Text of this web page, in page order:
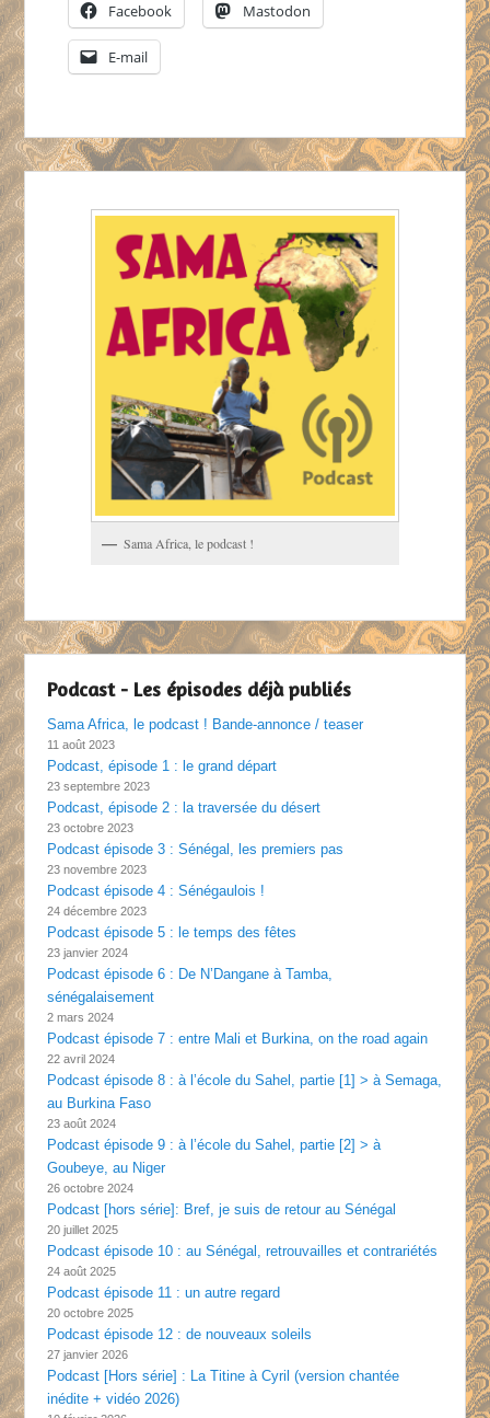
Facebook Mastodon
E-mail
Sama Africa, le podcast !
Podcast - Les épisodes déjà publiés
Sama Africa, le podcast ! Bande-annonce / teaser
11 août 2023
Podcast, épisode 1 : le grand départ
23 septembre 2023
Podcast, épisode 2 : la traversée du désert
23 octobre 2023
Podcast épisode 3 : Sénégal, les premiers pas
23 novembre 2023
Podcast épisode 4 : Sénégaulois !
24 décembre 2023
Podcast épisode 5 : le temps des fêtes
23 janvier 2024
Podcast épisode 6 : De N’Dangane à Tamba,
sénégalaisement
2 mars 2024
Podcast épisode 7 : entre Mali et Burkina, on the road again
22 avril 2024
Podcast épisode 8 : à l’école du Sahel, partie [1] > à Semaga,
au Burkina Faso
23 août 2024
Podcast épisode 9 : à l’école du Sahel, partie [2] > à
Goubeye, au Niger
26 octobre 2024
Podcast [hors série]: Bref, je suis de retour au Sénégal
20 juillet 2025
Podcast épisode 10 : au Sénégal, retrouvailles et contrariétés
24 août 2025
Podcast épisode 11 : un autre regard
20 octobre 2025
Podcast épisode 12 : de nouveaux soleils
27 janvier 2026
Podcast [Hors série] : La Titine à Cyril (version chantée
inédite + vidéo 2026)